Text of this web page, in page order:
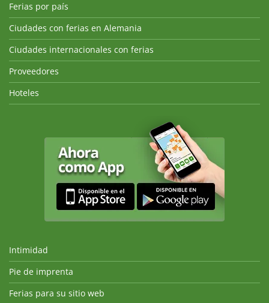
Ferias por país
Ciudades con ferias en Alemania
Ciudades internacionales con ferias
Proveedores
Hoteles
Intimidad
Pie de imprenta
Ferias para su sitio web